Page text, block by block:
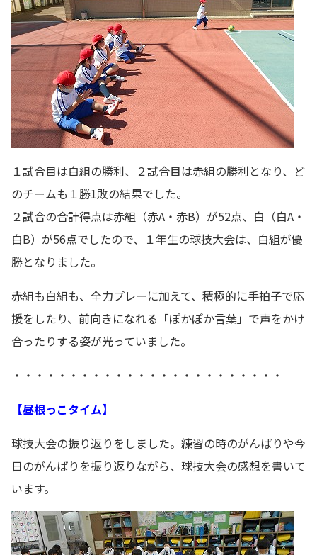
１試合目は白組の勝利、２試合目は赤組の勝利となり、ど
のチームも１勝1敗の結果でした。
２試合の合計得点は赤組（赤A・赤B）が52点、白（白A・
白B）が56点でしたので、１年生の球技大会は、白組が優
勝となりました。
赤組も白組も、全力プレーに加えて、積極的に手拍子で応
援をしたり、前向きになれる「ぽかぽか言葉」で声をかけ
合ったりする姿が光っていました。
・・・・・・・・・・・・・・・・・・・・・・・・
【昼根っこタイム】
球技大会の振り返りをしました。練習の時のがんばりや今
日のがんばりを振り返りながら、球技大会の感想を書いて
います。